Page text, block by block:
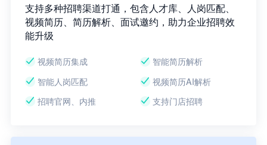
支持多种招聘渠道打通，包含人才库、人岗匹配、
视频简历、简历解析、面试邀约，助力企业招聘效
能升级
视频简历集成
智能简历解析
智能人岗匹配
视频简历AI解析
招聘官网、内推
支持门店招聘